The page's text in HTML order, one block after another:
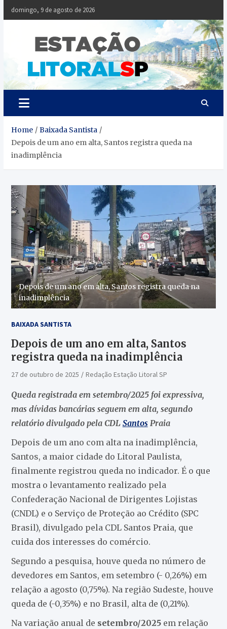
Skip
domingo, 9 de agosto de 2026
Litoral
Notícias da
Baixada Santista
Home
Baixada Santista
Depois de um ano em alta, Santos registra queda na
inadimplência
Depois de um ano em alta, Santos registra queda na
inadimplência
BAIXADA SANTISTA
Depois de um ano em alta, Santos
registra queda na inadimplência
27 de outubro de 2025 Redação Estação Litoral SP
Queda registrada em setembro/2025 foi expressiva,
mas dívidas bancárias seguem em alta, segundo
relatório divulgado pela CDL SantosPraia
Depois de um ano com alta na inadimplência,
Santos, a maior cidade do Litoral Paulista,
finalmente registrou queda no indicador. É o que
mostra o levantamento realizado pela
Confederação Nacional de Dirigentes Lojistas
(CNDL) e o Serviço de Proteção ao Crédito (SPC
Brasil), divulgado pela CDL Santos Praia, que
cuida dos interesses do comércio.
Segundo a pesquisa, houve queda no número de
devedores em Santos, em setembro (- 0,26%) em
relação a agosto (0,75%). Na região Sudeste, houve
queda de (-0,35%) e no Brasil, alta de (0,21%).
Na variação anual de setembro/2025em relação